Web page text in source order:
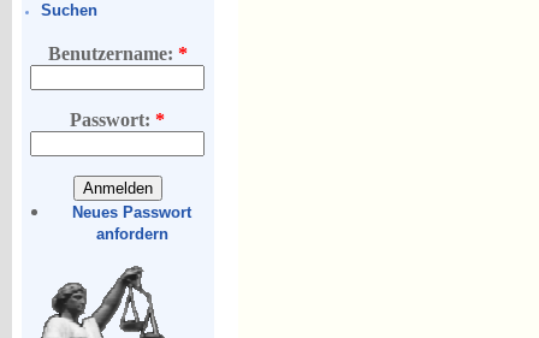
Suchen
Benutzername: *
Passwort:*
Neues Passwort
anfordern